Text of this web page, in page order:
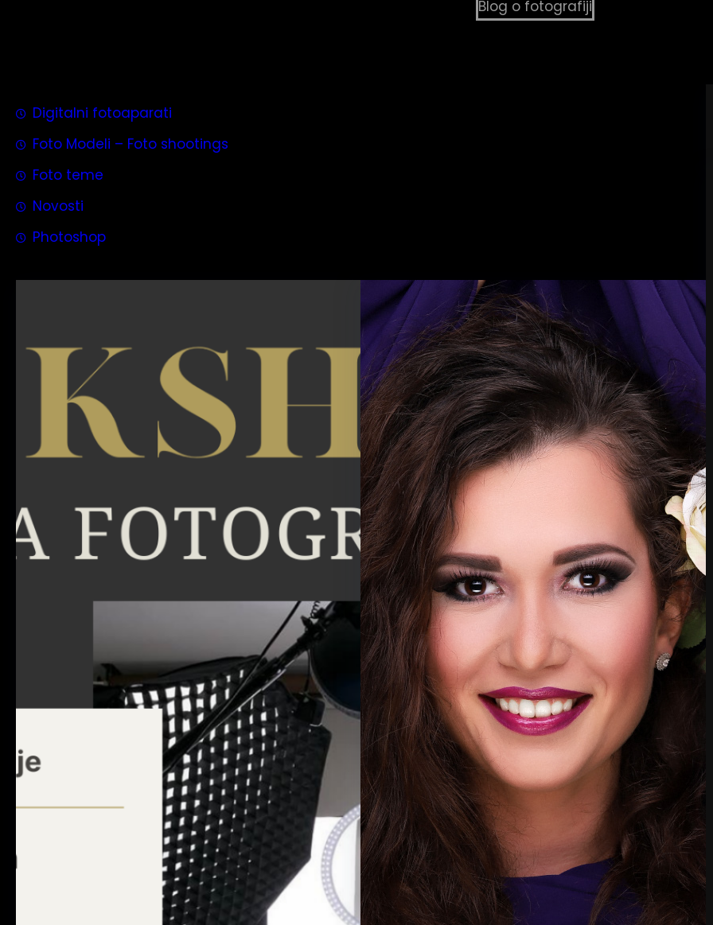
Blog o fotografiji
Digitalni fotoaparati
Foto Modeli – Foto shootings
Foto teme
Novosti
Photoshop